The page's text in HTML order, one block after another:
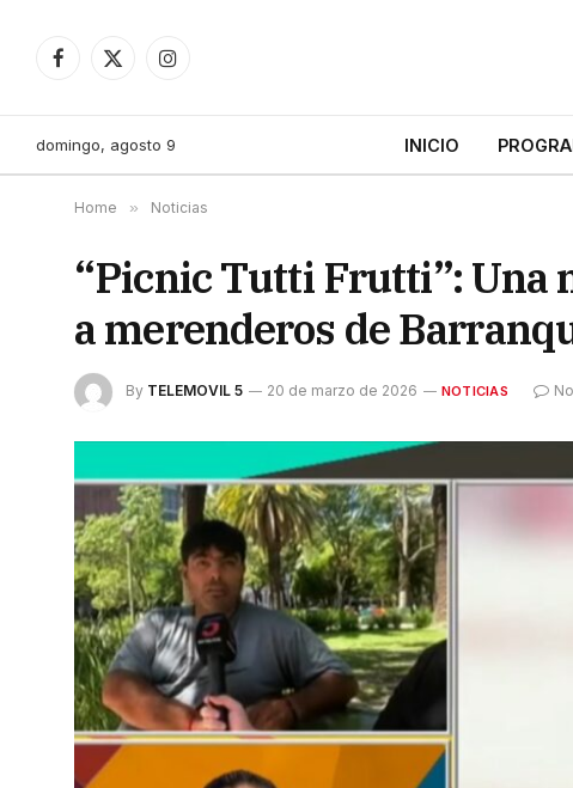
Facebook
X
Instagram
domingo, agosto 9 INICIO
Home » Noticias
“Picnic Tutti Frutti”: Una
a merenderos de
By TELEMOVIL 5 20 de marzo de 2026 NOTICIAS